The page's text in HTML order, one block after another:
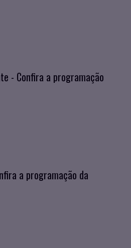
- Confira a programação
a programação da